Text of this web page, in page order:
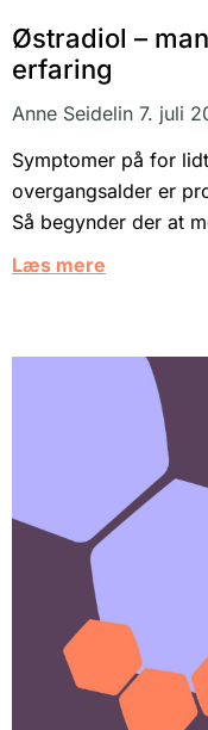
Østradiol –
erfaring
Anne Seidelin 7. juli
Symptomer på for
overgangsalder er
Så begynder der at
Læs mere